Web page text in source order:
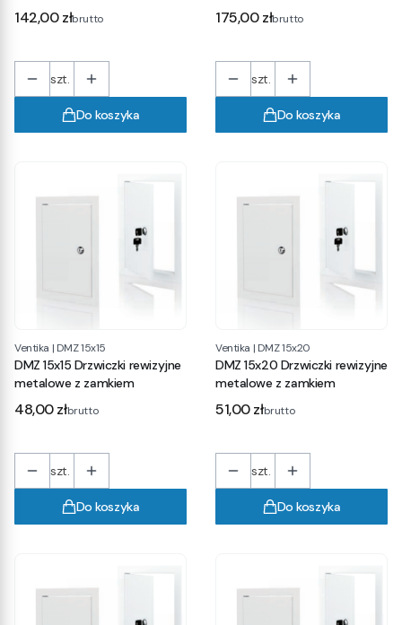
Cena
142,00 złbrutto
szt.
Do koszyka
Cena
175,00 złbrutto
szt.
Do koszyka
Ventika | DMZ 15x15
DMZ 15x15 Drzwiczki rewizyjne
metalowe z zamkiem
Cena
48,00 złbrutto
szt.
Do koszyka
Ventika | DMZ 15x20
DMZ 15x20 Drzwiczki rewizyjne
metalowe z zamkiem
Cena
51,00 złbrutto
szt.
Do koszyka